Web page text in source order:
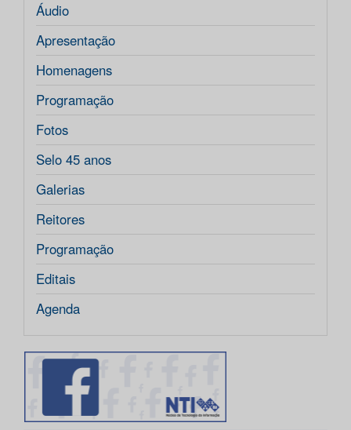
Áudio
Apresentação
Homenagens
Programação
Fotos
Selo 45 anos
Galerias
Reitores
Programação
Editais
Agenda